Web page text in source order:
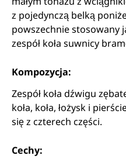
z pojedynczą belką
powszechnie stosowany
zespół koła suwnicy
Kompozycja:
Zespół koła dźwigu
koła, koła, łożysk i
się z czterech części.
Cechy: